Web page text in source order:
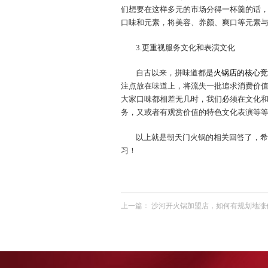
们想要在这样多元的市场分得一杯羹的话
口味和元素，将美容、养颜、爽口等元素
3.更重视服务文化和表演文化
自古以来，拼味道都是火锅店的核心
注点放在味道上，将流失一批追求消费价
大家口味都相差无几时，我们必须在文化
务，又或者有观赏价值的特色文化表演等
以上就是朝天门火锅的相关回答了，
习！
上一篇： 沙河开火锅加盟店，如何有规划地涨